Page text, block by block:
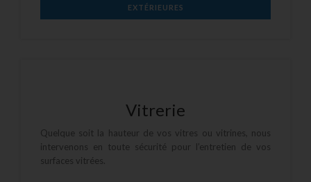
EXTÉRIEURES
Vitrerie
Quelque soit la hauteur de vos vitres ou vitrines, nous
intervenons en toute sécurité pour l’entretien de vos
surfaces vitrées.